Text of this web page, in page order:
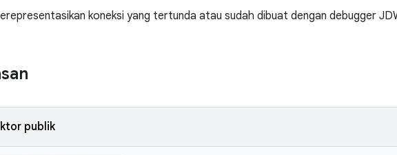
koneksi yang tertunda atau sudah dibuat dengan debugger
publik